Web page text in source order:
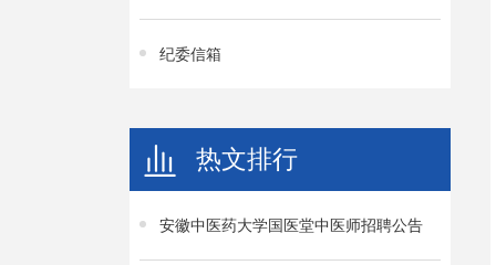
纪委信箱
热文排行
安徽中医药大学国医堂中医师招聘公告